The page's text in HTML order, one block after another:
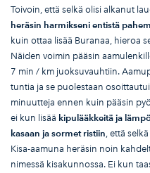
Toivoin, että selkä olisi alkanut
heräsin harmikseni entistä
kuin ottaa lisää Buranaa, hieroa
Näiden voimin pääsin
7 min / km juoksuvauhtiin.
tuntia ja se puolestaan
minuutteja ennen kuin pääsin
ei kun lisää kipul ääkkeitä ja l ämp
kasaan ja sormet ristiin , että
Kisa-aamuna heräsin noin
nimessä kisakunnossa. Ei kun